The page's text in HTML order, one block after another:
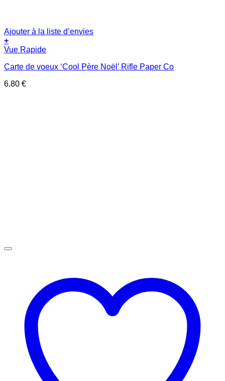
Ajouter à la liste d’envies
+
Vue Rapide
Carte de voeux ‘Cool Père Noël’ Rifle Paper Co
6.80 €